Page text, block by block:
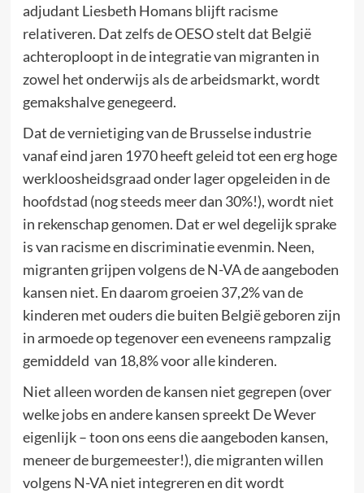
adjudant Liesbeth Homans blijft racisme
relativeren. Dat zelfs de OESO stelt dat België
achteroploopt in de integratie van migranten in
zowel het onderwijs als de arbeidsmarkt, wordt
gemakshalve genegeerd.
Dat de vernietiging van de Brusselse industrie
vanaf eind jaren 1970 heeft geleid tot een erg hoge
werkloosheidsgraad onder lager opgeleiden in de
hoofdstad (nog steeds meer dan 30%!), wordt niet
in rekenschap genomen. Dat er wel degelijk sprake
is van racisme en discriminatie evenmin. Neen,
migranten grijpen volgens de N-VA de aangeboden
kansen niet. En daarom groeien 37,2% van de
kinderen met ouders die buiten België geboren zijn
in armoede op tegenover een eveneens rampzalig
gemiddeld van 18,8% voor alle kinderen.
Niet alleen worden de kansen niet gegrepen (over
welke jobs en andere kansen spreekt De Wever
eigenlijk – toon ons eens die aangeboden kansen,
meneer de burgemeester!), die migranten willen
volgens N-VA niet integreren en dit wordt